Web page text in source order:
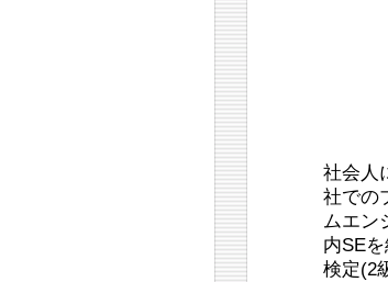
社会人
社での
ムエン
内SE
検定(2